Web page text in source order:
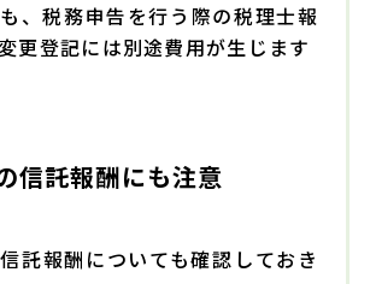
、税務申告を行う際の税理士報
更登記には別途費用が生じます
信託報酬にも注意
託報酬についても確認しておき